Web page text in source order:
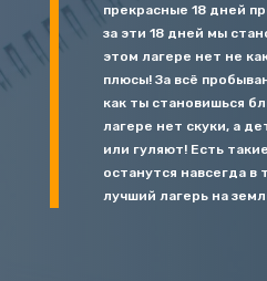
прекрасные 18 дней
за эти 18 дней мы
этом лагере нет не
плюсы! За всё
как ты становишься
лагере нет скуки, а
или гуляют! Есть
останутся навсегда
лучший лагерь на